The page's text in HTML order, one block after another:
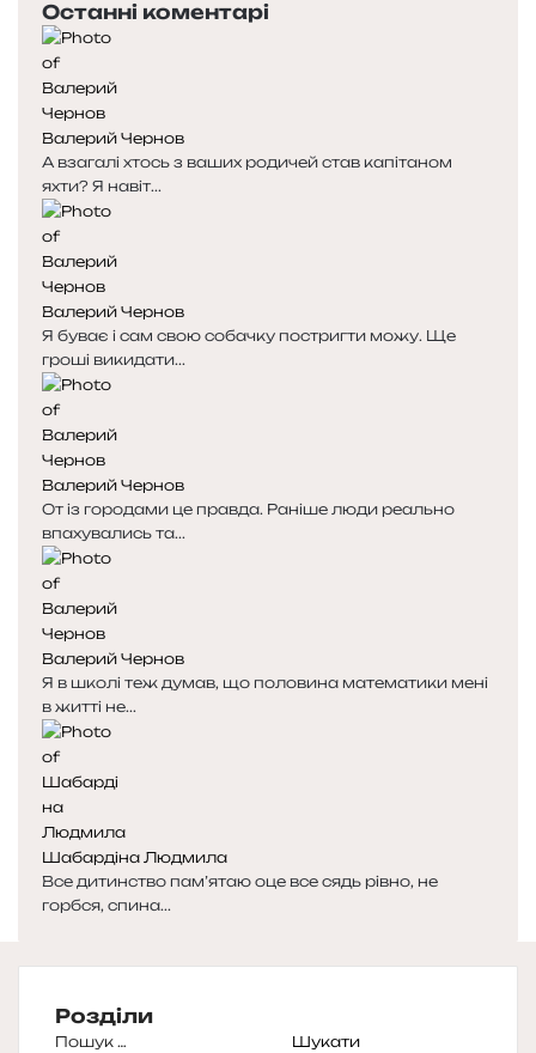
р
е
д
н
я
с
т
о
р
і
н
к
а
т
у
п
н
а
с
т
о
р
і
н
к
а
Останні коментарі
Валерий Чернов
А взагалі хтось з ваших родичей став капітаном
яхти? Я навіт...
Валерий Чернов
Я буває і сам свою собачку постригти можу. Ще
гроші викидати...
Валерий Чернов
От із городами це правда. Раніше люди реально
впахувались та...
Валерий Чернов
Я в школі теж думав, що половина математики мені
в житті не...
Шабардіна Людмила
Все дитинство пам’ятаю оце все сядь рівно, не
горбся, спина...
Розділи
Пошук: